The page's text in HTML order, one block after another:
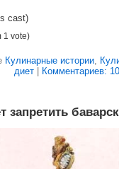
cast)
1 vote)
Кулинарные истории,
диет
Комментариев:
запретить